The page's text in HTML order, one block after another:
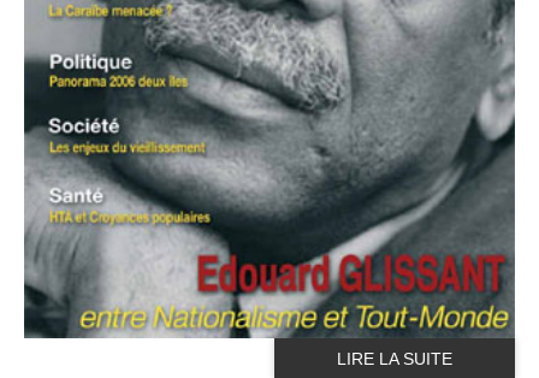
LIRE LA SUITE